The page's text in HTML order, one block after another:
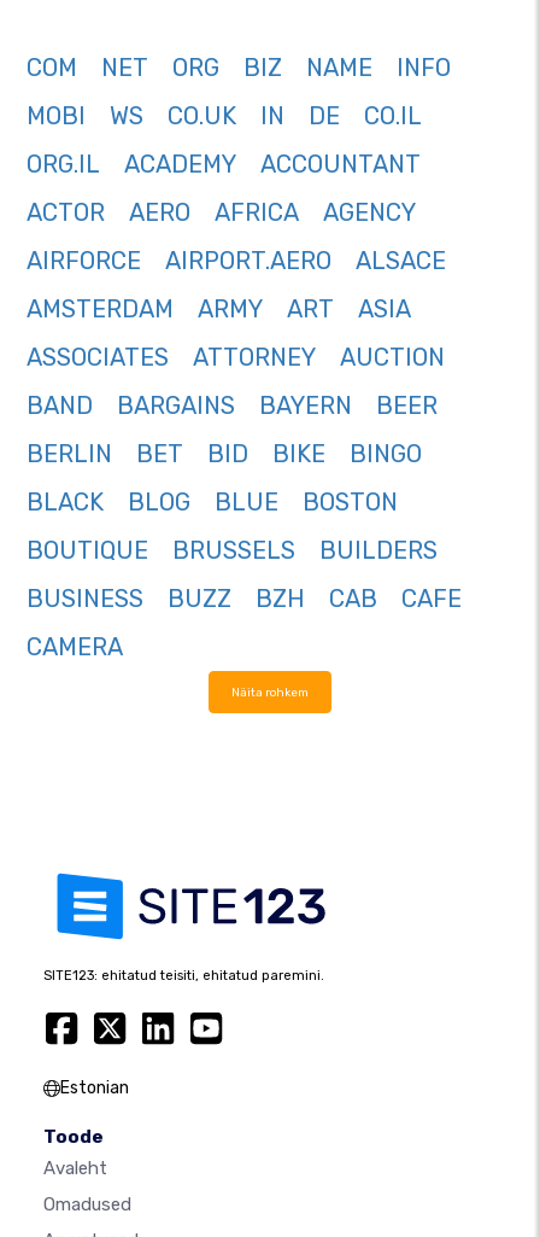
COM NET ORG BIZ NAME
INFO
MOBI
WS CO.UK IN DE
CO.IL
ORG.IL
ACADEMY
ACCOUNTANT
ACTOR
AERO AFRICA
AGENCY
AIRFORCE
AIRPORT.AERO
ALSACE
AMSTERDAM
ARMY ART
ASIA
ASSOCIATES
ATTORNEY
AUCTION
BAND
BARGAINS BAYERN
BEER
BERLIN
BET BID BIKE
BINGO
BLACK
BLOG BLUE
BOSTON
BOUTIQUE
BRUSSELS
BUILDERS
BUSINESS
BUZZ BZH CAB
CAFE
CAMERA
Näita rohkem
SITE123: ehitatud teisiti, ehitatud paremini.
Estonian
Toode
Avaleht
Omadused